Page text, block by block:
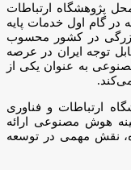
پژوهشگاه ارتباطات
گام اول خدمات پایه
در کشور محسوب
توجه ایران در عرصه
به عنوان یکی از
ارتباطات و فناوری
هوش مصنوعی ارائه
نقش مهمی در توسعه